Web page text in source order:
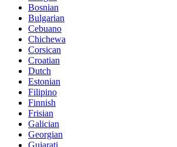
Bosnian
Bulgarian
Cebuano
Chichewa
Corsican
Croatian
Dutch
Estonian
Filipino
Finnish
Frisian
Galician
Georgian